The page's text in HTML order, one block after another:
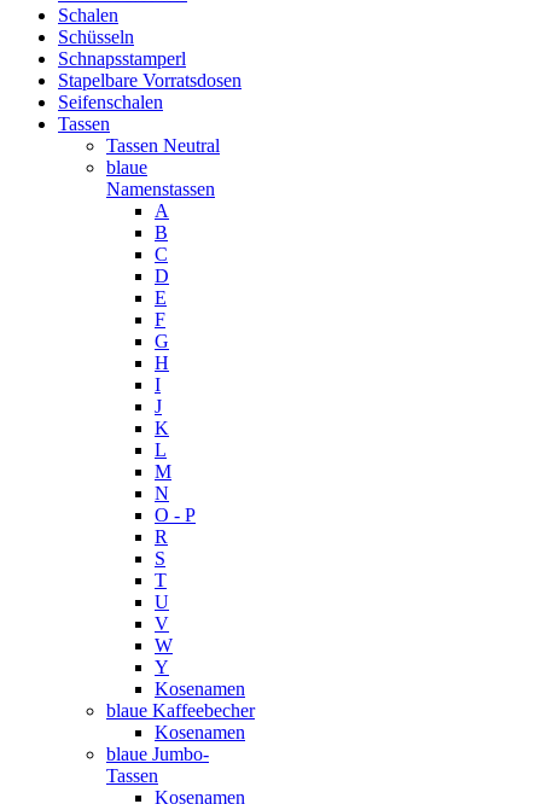
Schalen
Schüsseln
Schnapsstamperl
Stapelbare Vorratsdosen
Seifenschalen
Tassen
Tassen Neutral
blaue
Namenstassen
A
B
C
D
E
F
G
H
I
J
K
L
M
N
O - P
R
S
T
U
V
W
Y
Kosenamen
blaue Kaffeebecher
Kosenamen
blaue Jumbo-
Tassen
Kosenamen